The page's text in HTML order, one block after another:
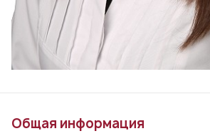
Общая информация